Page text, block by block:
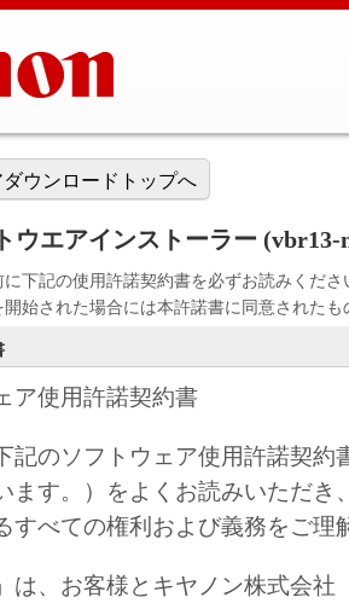
ウンロードトップへ
ウエアインストーラー (vbr13-
に下記の使用許諾契約書を必ずお読みくださ
開始された場合には本許諾書に同意された
ア使用許諾契約書
記のソフトウェア使用許諾契約
ます。）をよくお読みいただき
すべての権利および義務をご理
は、お客様とキヤノン株式会社